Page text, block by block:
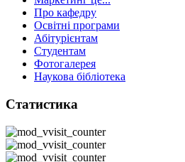
Про кафедру
Освітні програми
Абітурієнтам
Студентам
Фотогалерея
Наукова бібліотека
Статистика